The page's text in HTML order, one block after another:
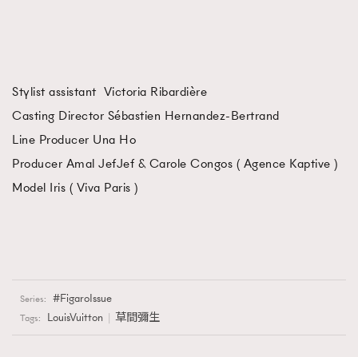
Stylist assistant Victoria Ribardière
Casting Director Sébastien Hernandez-Bertrand
Line Producer Una Ho
Producer Amal JefJef & Carole Congos ( Agence Kaptive )
Model Iris ( Viva Paris )
Series: FigaroIssue
Tags: LouisVuitton 草間彌生